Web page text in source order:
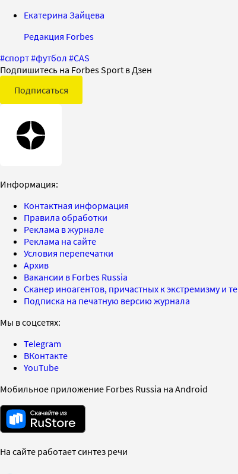
Екатерина Зайцева
Редакция Forbes
#спорт#футбол #CAS
Подпишитесь на Forbes Sport в Дзен
Подписаться
Информация:
Контактная информация
Правила обработки
Реклама в журнале
Реклама на сайте
Условия перепечатки
Архив
Вакансии в Forbes Russia
Сканер иноагентов, причастных к экстремизму и
Подписка на печатную версию журнала
Мы в соцсетях:
Telegram
ВКонтакте
YouTube
Мобильное приложение Forbes Russia на Android
На сайте работает синтез речи